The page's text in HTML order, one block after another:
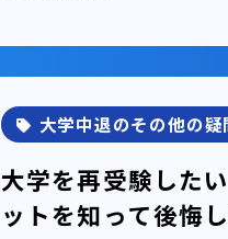
大学中退のその他の疑
大学を再受験した
ットを知って後悔